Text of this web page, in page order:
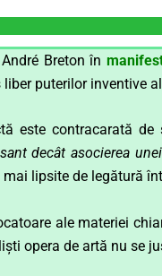
Breton în
puterilor inventive
este contracarată
decât asocierea
lipsite de legătură
ale materiei
opera de artă nu se